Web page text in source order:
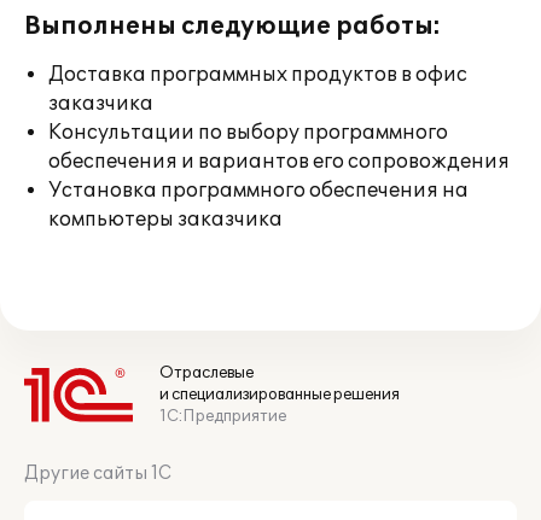
Выполнены следующие работы:
Доставка программных продуктов в офис
заказчика
Консультации по выбору программного
обеспечения и вариантов его сопровождения
Установка программного обеспечения на
компьютеры заказчика
Отраслевые
и специализированные решения
1С:Предприятие
Другие сайты 1С